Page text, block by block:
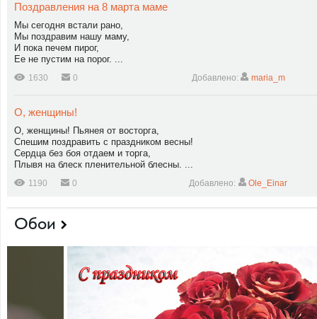
Поздравления на 8 марта маме
Мы сегодня встали рано,
Мы поздравим нашу маму,
И пока печем пирог,
Ее не пустим на порог. ...
1630 0 Добавлено: maria_m
О, женщины!
О, женщины! Пьянея от восторга,
Спешим поздравить с праздником весны!
Сердца без боя отдаем и торга,
Плывя на блеск пленительной блесны. ...
1190 0 Добавлено: Ole_Einar
Обои